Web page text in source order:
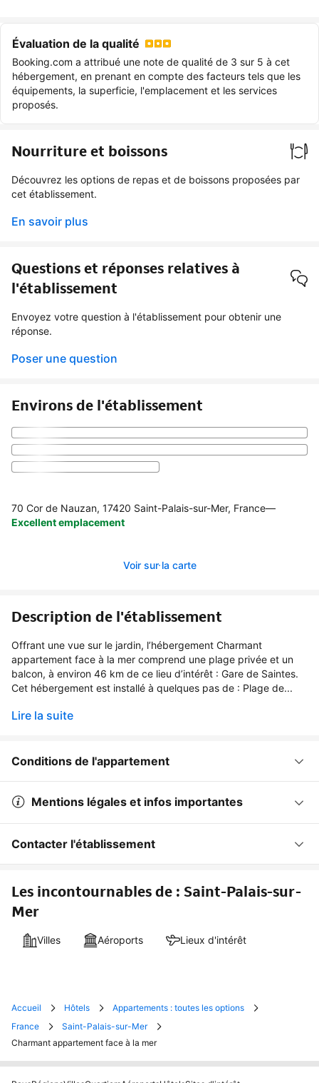
Évaluation de la qualité
Booking.com a attribué une note de qualité de 3 sur 5 à cet
hébergement, en prenant en compte des facteurs tels que les
équipements, la superficie, l'emplacement et les services
proposés.
Nourriture et boissons
Découvrez les options de repas et de boissons proposées par
cet établissement.
En savoir plus
Questions et réponses relatives à
l'établissement
Envoyez votre question à l'établissement pour obtenir une
réponse.
Poser une question
Environs de l'établissement
70 Cor de Nauzan, 17420 Saint-Palais-sur-Mer, France—
Excellent emplacement
Voir sur la carte
Description de l'établissement
Offrant une vue sur le jardin, l’hébergement Charmant
appartement face à la mer comprend une plage privée et un
balcon, à environ 46 km de ce lieu d’intérêt : Gare de Saintes.
Cet hébergement est installé à quelques pas de : Plage de...
Lire la suite
Conditions de l'appartement
Mentions légales et infos importantes
Contacter l'établissement
Les incontournables de : Saint-Palais-sur-
Mer
Villes Aéroports Lieux d'intérêt
Accueil Hôtels
Appartements : toutes les options
France
Saint-Palais-sur-Mer
Charmant appartement face à la mer